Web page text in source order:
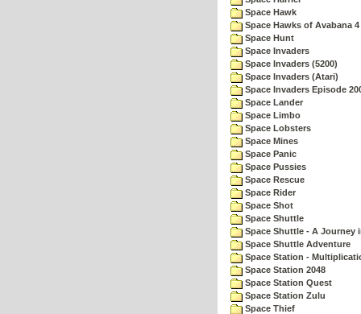
Space Hawk
Space Hawks of Avabana 4
Space Hunt
Space Invaders
Space Invaders (5200)
Space Invaders (Atari)
Space Invaders Episode
Space Lander
Space Limbo
Space Lobsters
Space Mines
Space Panic
Space Pussies
Space Rescue
Space Rider
Space Shot
Space Shuttle
Space Shuttle - A Journey
Space Shuttle Adventure
Space Station -
Space Station 2048
Space Station Quest
Space Station Zulu
Space Thief